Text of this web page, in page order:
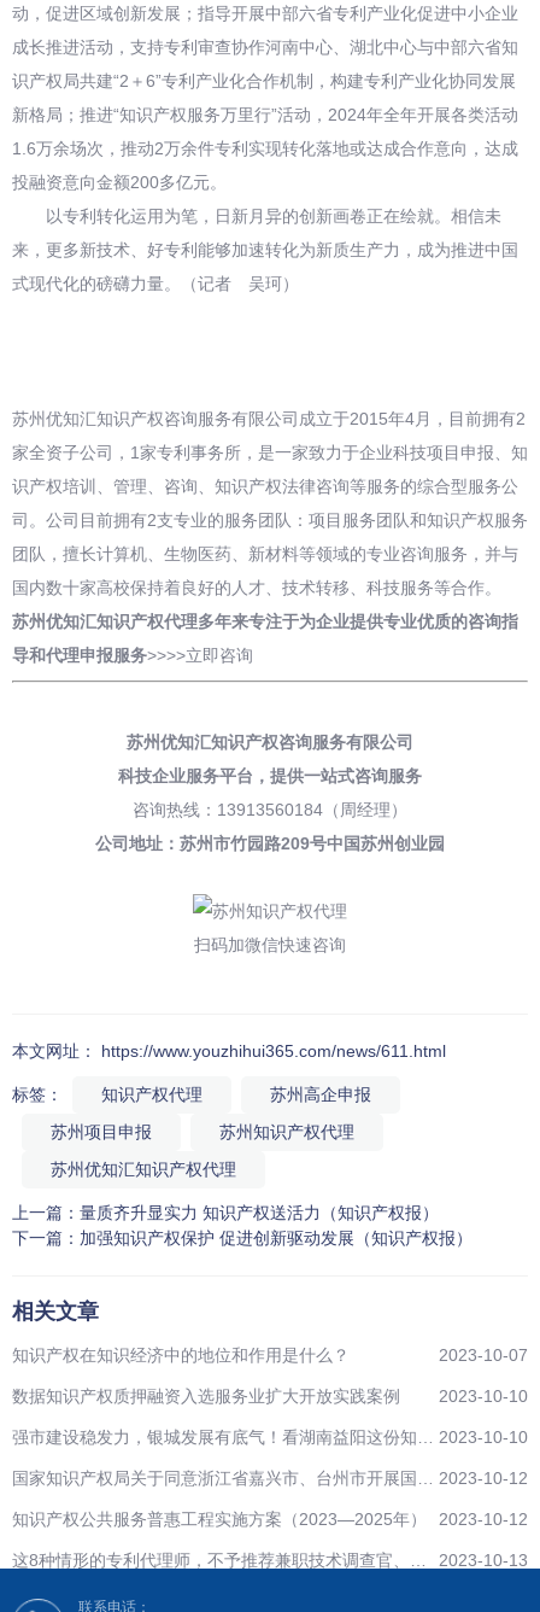
动，促进区域创新发展；指导开展中部六省专利产业化促进中小企业
成长推进活动，支持专利审查协作河南中心、湖北中心与中部六省知
识产权局共建“2＋6”专利产业化合作机制，构建专利产业化协同发展
新格局；推进“知识产权服务万里行”活动，2024年全年开展各类活动
1.6万余场次，推动2万余件专利实现转化落地或达成合作意向，达成
投融资意向金额200多亿元。
以专利转化运用为笔，日新月异的创新画卷正在绘就。相信未
来，更多新技术、好专利能够加速转化为新质生产力，成为推进中国
式现代化的磅礴力量。（记者 吴珂）
苏州优知汇知识产权咨询服务有限公司成立于2015年4月，目前拥有2
家全资子公司，1家专利事务所，是一家致力于企业科技项目申报、知
识产权培训、管理、咨询、知识产权法律咨询等服务的综合型服务公
司。公司目前拥有2支专业的服务团队：项目服务团队和知识产权服务
团队，擅长计算机、生物医药、新材料等领域的专业咨询服务，并与
国内数十家高校保持着良好的人才、技术转移、科技服务等合作。
苏州优知汇知识产权代理多年来专注于为企业提供专业优质的咨询指
导和代理申报 服务>>>>立即咨询
苏州优知汇知识产权咨询服务有限公司
科技企业服务平台， 提供一站式咨询服务
咨询热线：13913560184（周经理）
公司地址：苏州市竹园路209号中国苏州创业园
扫码加微信快速咨询
本文网址： https://www.youzhihui365.com/news/611.html
标签： 知识产权代理
苏州高企申报
苏州项目申报
苏州知识产权代理
苏州优知汇知识产权代理
上一篇： 量质齐升显实力 知识产权送活力（知识产权报）
下一篇： 加强知识产权保护 促进创新驱动发展（知识产权报）
相关文章
2023-10-07
知识产权在知识经济中的地位和作用是什么？
2023-10-10
数据知识产权质押融资入选服务业扩大开放实践案例
2023-10-10
强市建设稳发力，银城发展有底气！看湖南益阳这份知识
2023-10-12
国家知识产权局关于同意浙江省嘉兴市、台州市开展国家
2023-10-12
知识产权公共服务普惠工程实施方案（2023—2025年）
2023-10-13
这8种情形的专利代理师，不予推荐兼职技术调查官、技
联系电话：